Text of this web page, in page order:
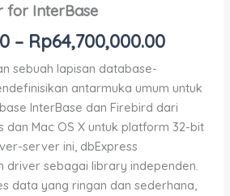
for InterBase
– Rp64,700,000.00
sebuah lapisan database-
antarmuka umum untuk
InterBase dan Firebird dari
dan Mac OS X untuk platform 32-bit
server ini, dbExpress
driver sebagai library independen.
data yang ringan dan sederhana,